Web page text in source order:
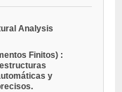
Analysis
Finitos) :
y